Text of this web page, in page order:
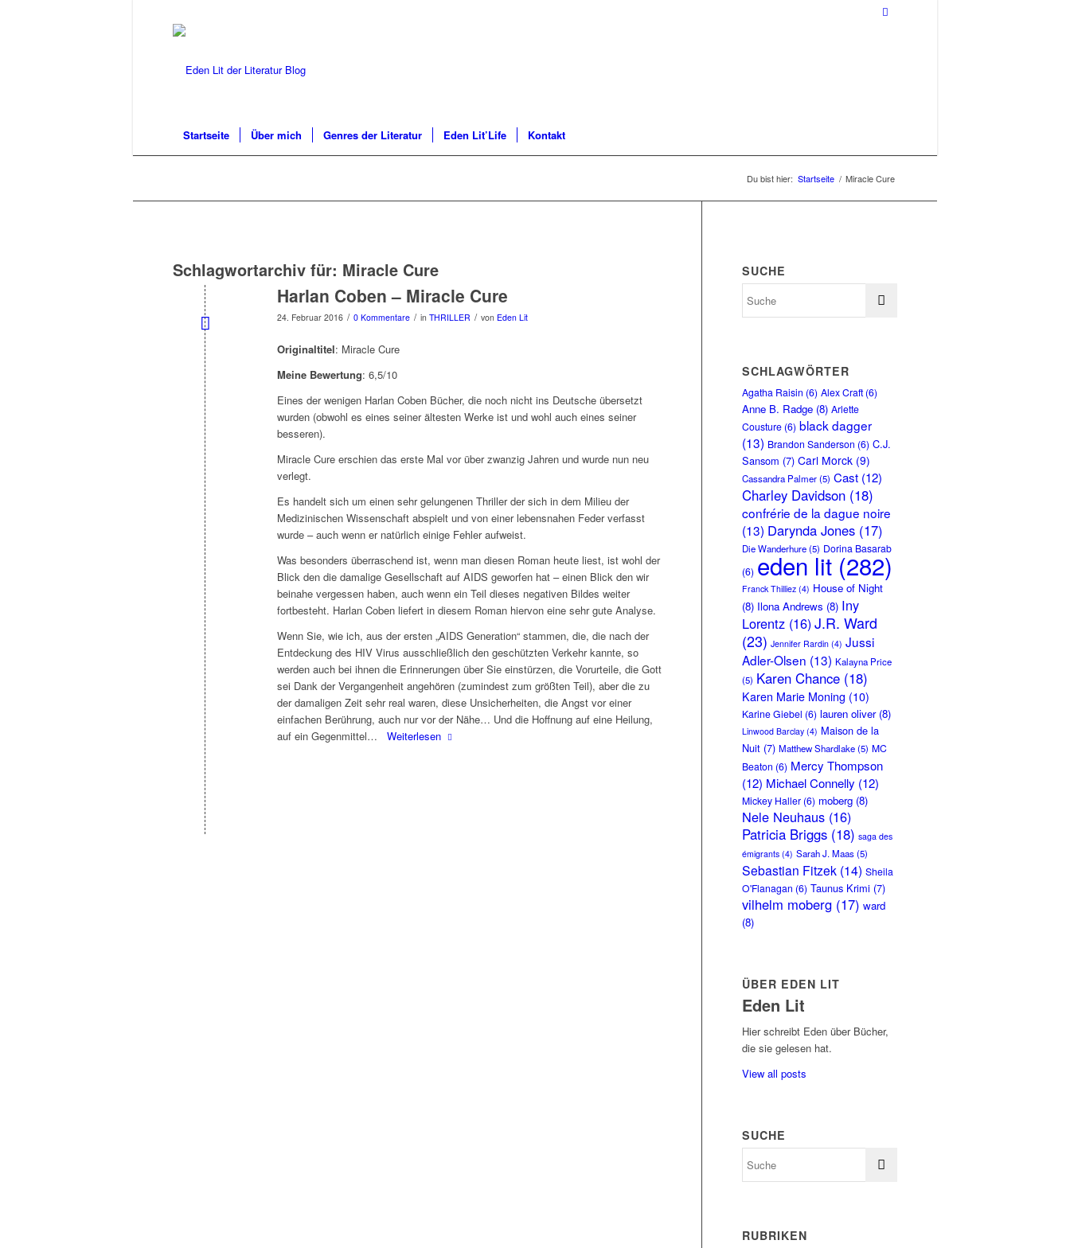
Startseite Über mich Genres der Literatur Eden Lit’Life Kontakt
Du bist hier: Startseite / Miracle Cure
Schlagwortarchiv für: Miracle Cure
Harlan Coben – Miracle Cure
24. Februar 2016 / 0 Kommentare / in THRILLER / von Eden Lit
Originaltitel: Miracle Cure
Meine Bewertung: 6,5/10
Eines der wenigen Harlan Coben Bücher, die noch nicht ins Deutsche übersetzt
wurden (obwohl es eines seiner ältesten Werke ist und wohl auch eines seiner
besseren).
Miracle Cure erschien das erste Mal vor über zwanzig Jahren und wurde nun neu
verlegt.
Es handelt sich um einen sehr gelungenen Thriller der sich in dem Milieu der
Medizinischen Wissenschaft abspielt und von einer lebensnahen Feder verfasst
wurde – auch wenn er natürlich einige Fehler aufweist.
Was besonders überraschend ist, wenn man diesen Roman heute liest, ist wohl der
Blick den die damalige Gesellschaft auf AIDS geworfen hat – einen Blick den wir
beinahe vergessen haben, auch wenn ein Teil dieses negativen Bildes weiter
fortbesteht. Harlan Coben liefert in diesem Roman hiervon eine sehr gute Analyse.
Wenn Sie, wie ich, aus der ersten „AIDS Generation“ stammen, die, die nach der
Entdeckung des HIV Virus ausschließlich den geschützten Verkehr kannte, so
werden auch bei ihnen die Erinnerungen über Sie einstürzen, die Vorurteile, die Gott
sei Dank der Vergangenheit angehören (zumindest zum größten Teil), aber die zu
der damaligen Zeit sehr real waren, diese Unsicherheiten, die Angst vor einer
einfachen Berührung, auch nur vor der Nähe… Und die Hoffnung auf eine Heilung,
auf ein Gegenmittel… Weiterlesen
SUCHE
SCHLAGWÖRTER
Agatha Raisin (6) Alex Craft (6)
Anne B. Radge (8) Arlette
Cousture (6) black dagger
(13) Brandon Sanderson (6) C.J.
Sansom (7) Carl Morck (9)
Cassandra Palmer(5) Cast (12)
Charley Davidson (18)
confrérie de la dague noire
(13) Darynda Jones (17)
Die Wanderhure(5) Dorina Basarab
(6) eden lit (282)
Franck Thilliez (4) House of Night
(8) Ilona Andrews (8) Iny
Lorentz (16)J.R. Ward
(23) Jennifer Rardin (4) Jussi
Adler-Olsen (13) Kalayna Price
(5) Karen Chance (18)
Karen Marie Moning (10)
Karine Giebel (6) lauren oliver(8)
Linwood Barclay (4) Maison de la
Nuit (7) Matthew Shardlake(5) MC
Beaton (6) Mercy Thompson
(12) Michael Connelly (12)
Mickey Haller (6) moberg (8)
Nele Neuhaus (16)
Patricia Briggs (18) saga des
émigrants (4) Sarah J. Maas(5)
Sebastian Fitzek (14) Sheila
O'Flanagan (6) Taunus Krimi (7)
vilhelm moberg (17) ward
(8)
ÜBER EDEN LIT
Eden Lit
Hier schreibt Eden über Bücher,
die sie gelesen hat.
View all posts
SUCHE
RUBRIKEN